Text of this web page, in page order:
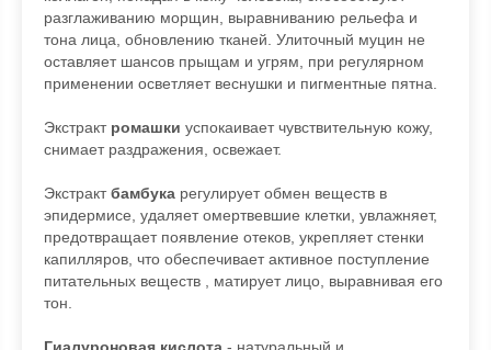
разглаживанию морщин, выравниванию рельефа и
тона лица, обновлению тканей. Улиточный муцин не
оставляет шансов прыщам и угрям, при регулярном
применении осветляет веснушки и пигментные пятна.
Экстрактромашки успокаивает чувствительную кожу,
снимает раздражения, освежает.
Экстрактбамбука регулирует обмен веществ в
эпидермисе, удаляет омертвевшие клетки, увлажняет,
предотвращает появление отеков, укрепляет стенки
капилляров, что обеспечивает активное поступление
питательных веществ , матирует лицо, выравнивая его
тон.